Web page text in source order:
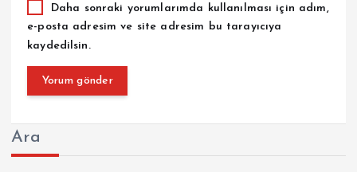
Daha sonraki yorumlarımda kullanılması için adım,
e-posta adresim ve site adresim bu tarayıcıya
kaydedilsin.
Ara